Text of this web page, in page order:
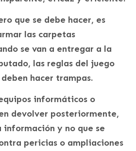
que se debe hacer, es
las carpetas
se van a entregar a la
las reglas del juego
hacer trampas.
informáticos o
devolver posteriormente,
información y no que se
pericias o ampliaciones